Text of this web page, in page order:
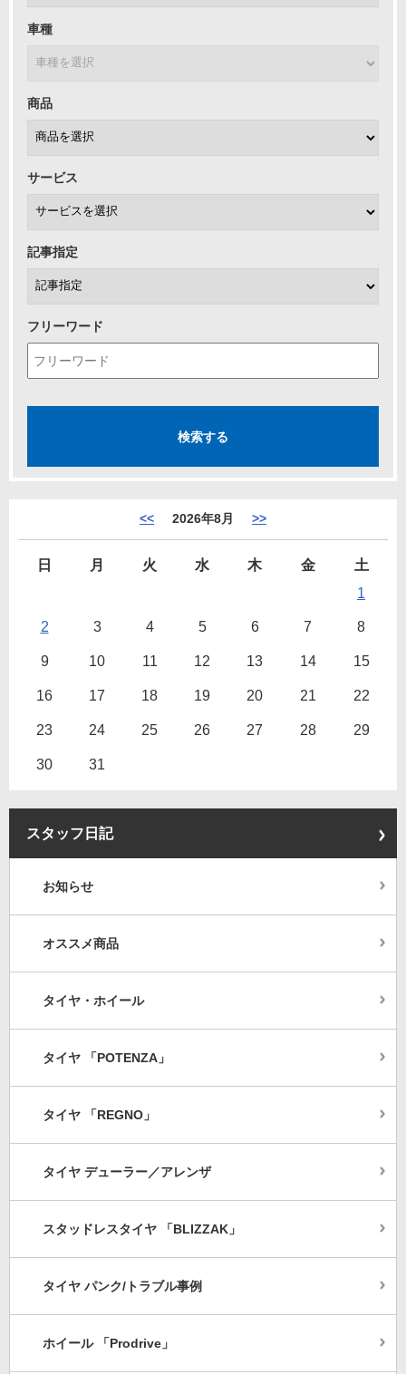
車種
商品
サービス
記事指定
フリーワード
<< 2026年8月 >>
日 月 火 水 木 金
土
1
2 3 4 5 6 7 8
9 10 11 12 13 14 15
16 17 18 19 20 21 22
23 24 25 26 27 28 29
30 31
スタッフ日記
お知らせ
オススメ商品
タイヤ・ホイール
タイヤ 「POTENZA」
タイヤ 「REGNO」
タイヤ デューラー／アレンザ
スタッドレスタイヤ 「BLIZZAK」
タイヤ パンク/トラブル事例
ホイール 「Prodrive」